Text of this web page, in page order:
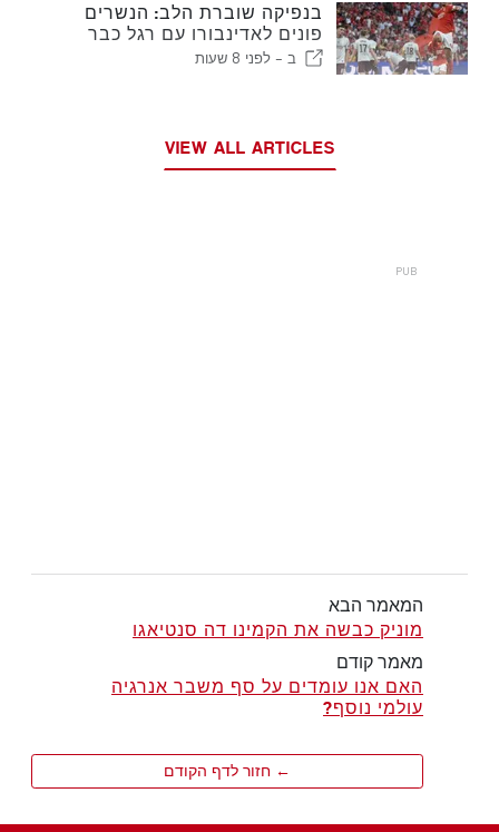
בנפיקה שוברת הלב: הנשרים
פונים לאדינבורו עם רגל כבר
בשלב הבא
ב - לפני 8 שעות
VIEW ALL ARTICLES
המאמר הבא
מוניק כבשה את הקמינו דה סנטיאגו
מאמר קודם
האם אנו עומדים על סף משבר אנרגיה
עולמי נוסף?
← חזור לדף הקודם